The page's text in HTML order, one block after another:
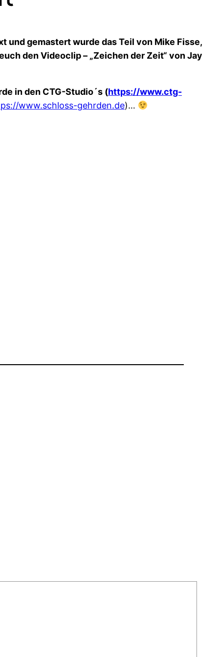
und gemastert wurde das Teil von Mike Fisse,
den Videoclip – „Zeichen der Zeit“ von Jay
in den CTG-Studio´s (https://www.ctg-
www.schloss-gehrden.de)…